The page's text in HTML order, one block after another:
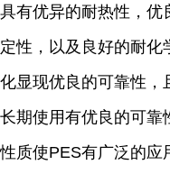
具有优异的耐热性，优
定性，以及良好的耐
化显现优良的可靠性，
长期使用有优良的可靠
性质使PES有广泛的